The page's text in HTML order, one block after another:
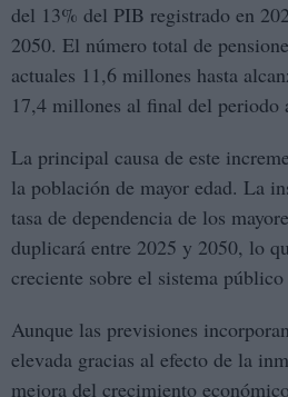
del 13% del PIB registrado en
2050. El número total de
actuales 11,6 millones hasta
17,4 millones al final del periodo
La principal causa de este
la población de mayor edad. La
tasa de dependencia de los
duplicará entre 2025 y 2050, lo
creciente sobre el sistema
Aunque las previsiones
elevada gracias al efecto de la
mejora del crecimiento